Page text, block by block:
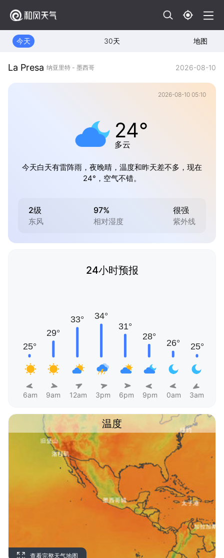
今天 30天 地图
La Presa 纳亚里特 - 墨西哥 2026-08-10
2026-08-10 05:10
24°
多云
今天白天有雷阵雨，夜晚晴，温度和昨天差不多，现在
24°，空气不错。
2级
东风
97%
相对湿度
很强
紫外线
24小时预报
6am 9am 12am 3pm 6pm 9pm 0am 3am
温度
查看完整天气地图